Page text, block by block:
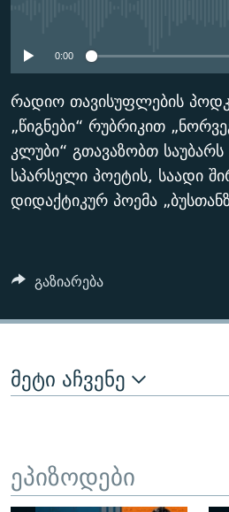
ᲨᲘᲜ - ᲣᲪᲮᲝᲔᲗᲨᲘ
ᲚᲘᲢᲔᲠᲐᲢᲣᲠᲣᲚᲘ ᲬᲐᲮᲜᲐᲒᲔᲑᲘ
ᲐᲛᲔᲠᲘᲙᲣᲚᲘ ᲛᲝᲗᲮᲠᲝᲑᲐ
ᲘᲛᲞᲔᲠᲘᲐ ᲓᲐ ᲠᲐᲓᲘᲝ
11 ᲬᲔᲚᲘ - 11 ᲐᲛᲑᲐᲕᲘ
ᲡᲐᲞᲐᲠᲚᲐᲛᲔᲜᲢᲝ ᲐᲠᲩᲔᲕᲜᲔᲑᲘᲡ
ᲑᲐᲕᲨᲕᲔᲑᲘ ᲞᲠᲝᲡᲢᲘᲢᲣᲪᲘᲐᲨᲘ -
5 ᲐᲛᲑᲐᲕᲘ - 20 ᲘᲕᲜᲘᲡᲡ
ᲐᲒᲕᲘᲡᲢᲝᲡ ᲝᲛᲘ
ПРИВЕТ ᲙᲣᲚᲢᲣᲠᲐ
რთე/რთ-ის ყველა საიტი
0:00
რადიო თავისუფლების
„წიგნები“ რუბრიკით
კლუბი“ გთავაზობთ
სპარსელი პოეტის, საადი
დიდაქტიკურ პოემა
გაზიარება
მეტი აჩვენე
ეპიზოდები